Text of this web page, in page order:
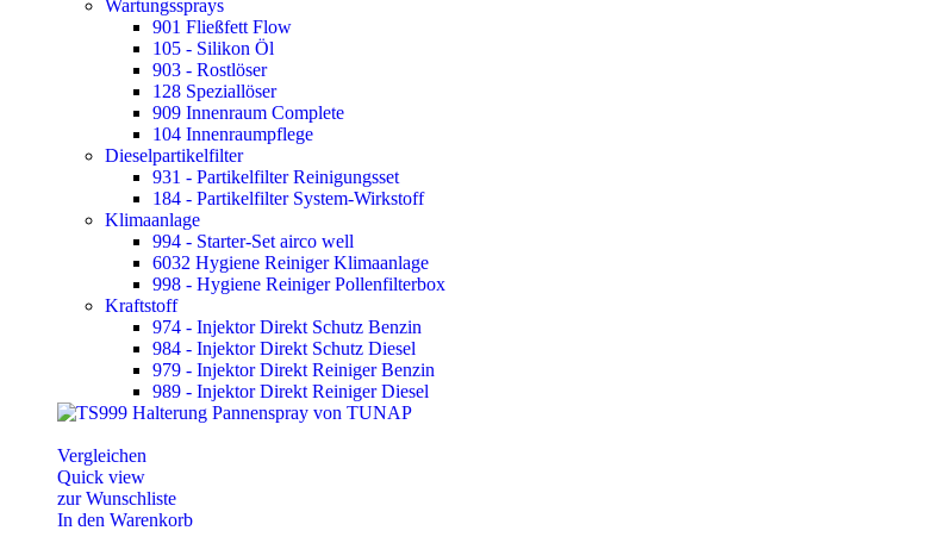
Wartungssprays
901 Fließfett Flow
105 - Silikon Öl
903 - Rostlöser
128 Speziallöser
909 Innenraum Complete
104 Innenraumpflege
Dieselpartikelfilter
931 - Partikelfilter Reinigungsset
184 - Partikelfilter System-Wirkstoff
Klimaanlage
994 - Starter-Set airco well
6032 Hygiene Reiniger Klimaanlage
998 - Hygiene Reiniger Pollenfilterbox
Kraftstoff
974 - Injektor Direkt Schutz Benzin
984 - Injektor Direkt Schutz Diesel
979 - Injektor Direkt Reiniger Benzin
989 - Injektor Direkt Reiniger Diesel
Vergleichen
Quick view
zur Wunschliste
In den Warenkorb